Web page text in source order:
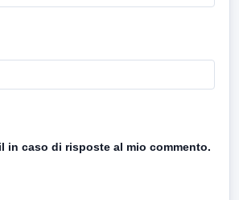
in caso di risposte al mio commento.